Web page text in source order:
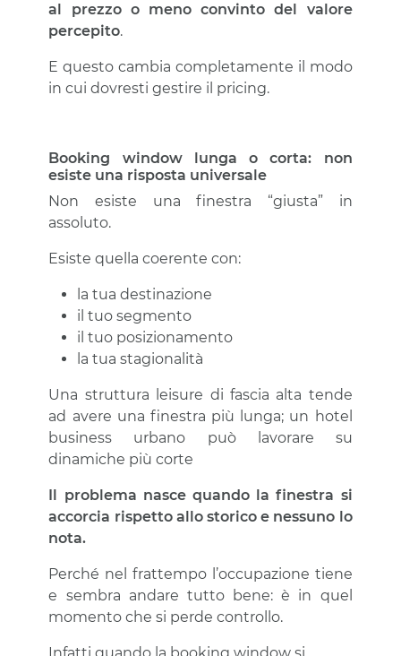
al prezzo o meno convinto del valore
percepito.
E questo cambia completamente il modo
in cui dovresti gestire il pricing.
Booking window lunga o corta: non
esiste una risposta universale
Non esiste una finestra “giusta” in
assoluto.
Esiste quella coerente con:
la tua destinazione
il tuo segmento
il tuo posizionamento
la tua stagionalità
Una struttura leisure di fascia alta tende
ad avere una finestra più lunga; un hotel
business urbano può lavorare su
dinamiche più corte
Il problema nasce quando la finestra si
accorcia rispetto allo storico e nessuno lo
nota.
Perché nel frattempo l’occupazione tiene
e sembra andare tutto bene: è in quel
momento che si perde controllo.